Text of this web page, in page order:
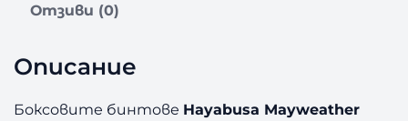
н
о
Отзиви (0)
Описание
Боксовите бинтове Hayabusa Mayweather